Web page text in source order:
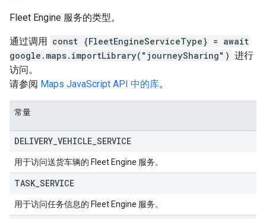
Fleet Engine 服务的类型。
通过调用 const {FleetEngineServiceType} = await
google.maps.importLibrary("journeySharing") 进行
访问。
请参阅 Maps JavaScript API 中的库。
常量
DELIVERY VEHICLE SERVICE
用于访问送货车辆的 Fleet Engine 服务。
TASK SERVICE
用于访问任务信息的 Fleet Engine 服务。